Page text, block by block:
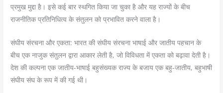
प्रमुख मुद्दा है। इसे कई बार स्थगित किया जा चुका है और यह राज्यों के बीच
राजनीतिक प्रतिनिधित्व के संतुलन को प्रभावित करने वाला है।
संघीय संरचना और एकता: भारत की संघीय संरचना भाषाई और जातीय पहचान के
बीच एक नाजुक संतुलन द्वारा आकार लेती है, जो विविधता में एकता को बढ़ावा देती है।
देश की कल्पना एक जातीय-भाषाई बहुसंख्यक राज्य के बजाय एक बहु-जातीय, बहुभाषी
संघीय संघ के रूप में की गई थी।